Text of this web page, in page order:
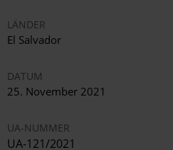
LÄNDER
El Salvador
DATUM
25. November 2021
UA-NUMMER
UA-121/2021